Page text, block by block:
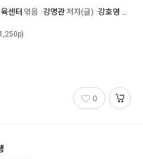
센터 엮음 강명관 저자(글) 강호영 저자(
0